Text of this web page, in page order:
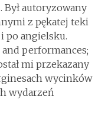
autoryzowany
z pękatej teki
po angielsku.
performances;
mi przekazany
wycinków
wydarzeń